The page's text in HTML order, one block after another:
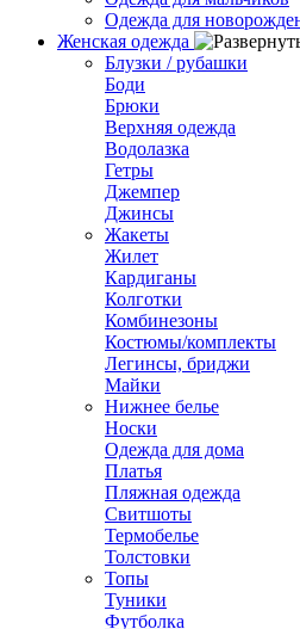
Одежда для
Женская одежда
Блузки / рубашки
Боди
Брюки
Верхняя одежда
Водолазка
Гетры
Джемпер
Джинсы
Жакеты
Жилет
Кардиганы
Колготки
Комбинезоны
Костюмы/комплекты
Легинсы, бриджи
Майки
Нижнее белье
Носки
Одежда для дома
Платья
Пляжная одежда
Свитшоты
Термобелье
Толстовки
Топы
Туники
Футболка